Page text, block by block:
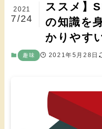
ススメ】
の知識を
かりやす
2021
7/24
趣味 2021年5月28日